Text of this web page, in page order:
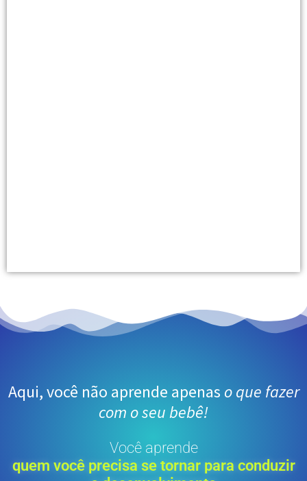
Aqui, você não aprende apenas o que fazer
com o seu bebê!
Você aprende
quem você precisa se tornar para conduzir